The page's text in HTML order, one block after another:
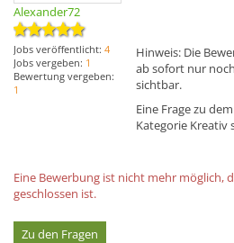
Alexander72
Jobs veröffentlicht: 4
Jobs vergeben: 1
Bewertung vergeben:
1
Hinweis: Die
ab sofort nur
sichtbar.
Eine Frage zu
Kategorie Kreativ
Eine Bewerbung ist nicht mehr möglich,
geschlossen ist.
Zu den Fragen